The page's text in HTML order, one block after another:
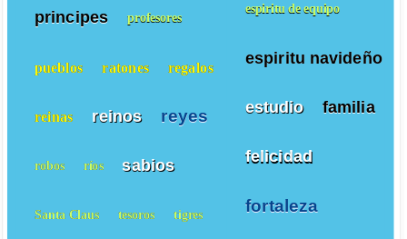
espiritu de equipo
espiritu navideño
estudio familia
felicidad
fortaleza
principes profesores
pueblos ratones regalos
reinas reinos reyes
robos ríos sabios
Santa Claus tesoros tigres